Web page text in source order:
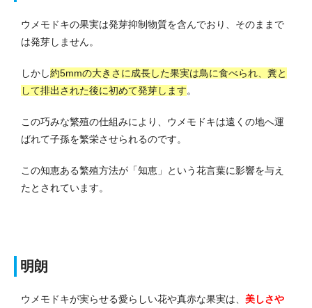
ウメモドキの果実は発芽抑制物質を含んでおり、そのままで
は発芽しません。
しかし約5mmの大きさに成長した果実は鳥に食べられ、糞と
して排出された後に初めて発芽します。
この巧みな繁殖の仕組みにより、ウメモドキは遠くの地へ運
ばれて子孫を繁栄させられるのです。
この知恵ある繁殖方法が「知恵」という花言葉に影響を与え
たとされています。
明朗
ウメモドキが実らせる愛らしい花や真赤な果実は、 美しさや